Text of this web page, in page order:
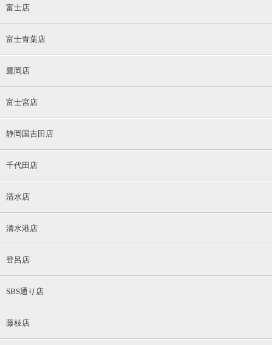
富士店
富士青葉店
鷹岡店
富士宮店
静岡国吉田店
千代田店
清水店
清水港店
登呂店
SBS通り店
藤枝店